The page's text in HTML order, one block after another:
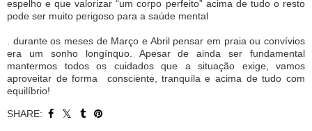
espelho e que valorizar “um corpo perfeito” acima de tudo o resto
pode ser muito perigoso para a saúde mental
. durante os meses de Março e Abril pensar em praia ou convívios
era um sonho longínquo. Apesar de ainda ser fundamental
mantermos todos os cuidados que a situação exige, vamos
aproveitar de forma consciente, tranquila e acima de tudo com
equilíbrio!
SHARE: